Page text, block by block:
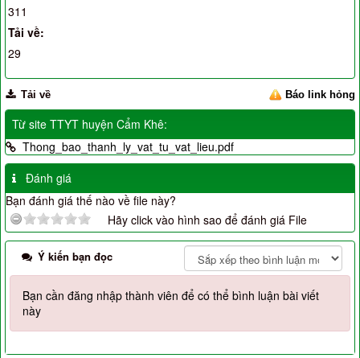
311
Tải về:
29
Báo link hỏng
Tải về
Từ site TTYT huyện Cẩm Khê:
Thong_bao_thanh_ly_vat_tu_vat_lieu.pdf
Đánh giá
Bạn đánh giá thế nào về file này?
Hãy click vào hình sao để đánh giá File
Ý kiến bạn đọc
Bạn cần đăng nhập thành viên để có thể bình luận bài viết
này